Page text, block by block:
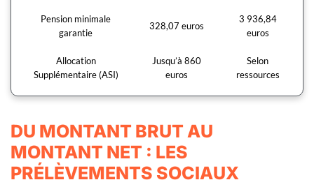
Pension minimale
garantie
328,07 euros
3 936,84
euros
Allocation
Supplémentaire (ASI)
Jusqu’à 860
euros
Selon
ressources
DU MONTANT BRUT AU
MONTANT NET : LES
PRÉLÈVEMENTS SOCIAUX